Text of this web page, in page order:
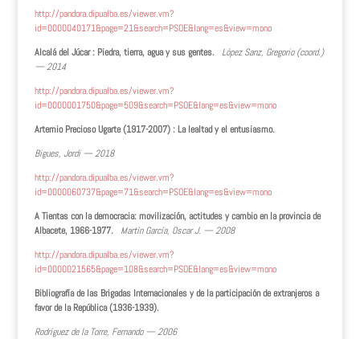
http://pandora.dipualba.es/viewer.vm?
id=0000040171&page=21&search=PSOE&lang=es&view=mono
Alcalá del Júcar : Piedra, tierra, agua y sus gentes. López Sanz, Gregorio (coord.)
— 2014
http://pandora.dipualba.es/viewer.vm?
id=0000001750&page=509&search=PSOE&lang=es&view=mono
Artemio Precioso Ugarte (1917-2007) : La lealtad y el entusiasmo.
Bigues, Jordi — 2018
http://pandora.dipualba.es/viewer.vm?
id=0000060737&page=71&search=PSOE&lang=es&view=mono
A Tientas con la democracia: movilización, actitudes y cambio en la provincia de
Albacete, 1966-1977. Martín García, Oscar J. — 2008
http://pandora.dipualba.es/viewer.vm?
id=0000021565&page=108&search=PSOE&lang=es&view=mono
Bibliografía de las Brigadas Internacionales y de la participación de extranjeros a
favor de la República (1936-1939).
Rodríguez de la Torre, Fernando — 2006